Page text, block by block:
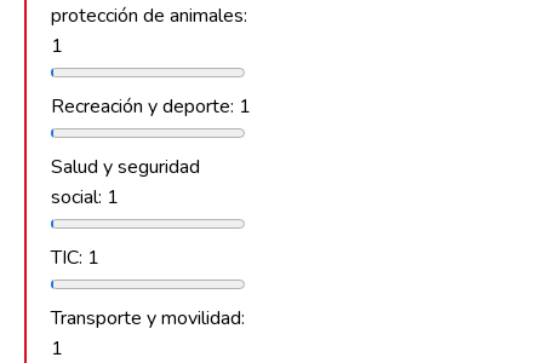
protección de animales:
1
Recreación y deporte: 1
Salud y seguridad
social: 1
TIC: 1
Transporte y movilidad:
1